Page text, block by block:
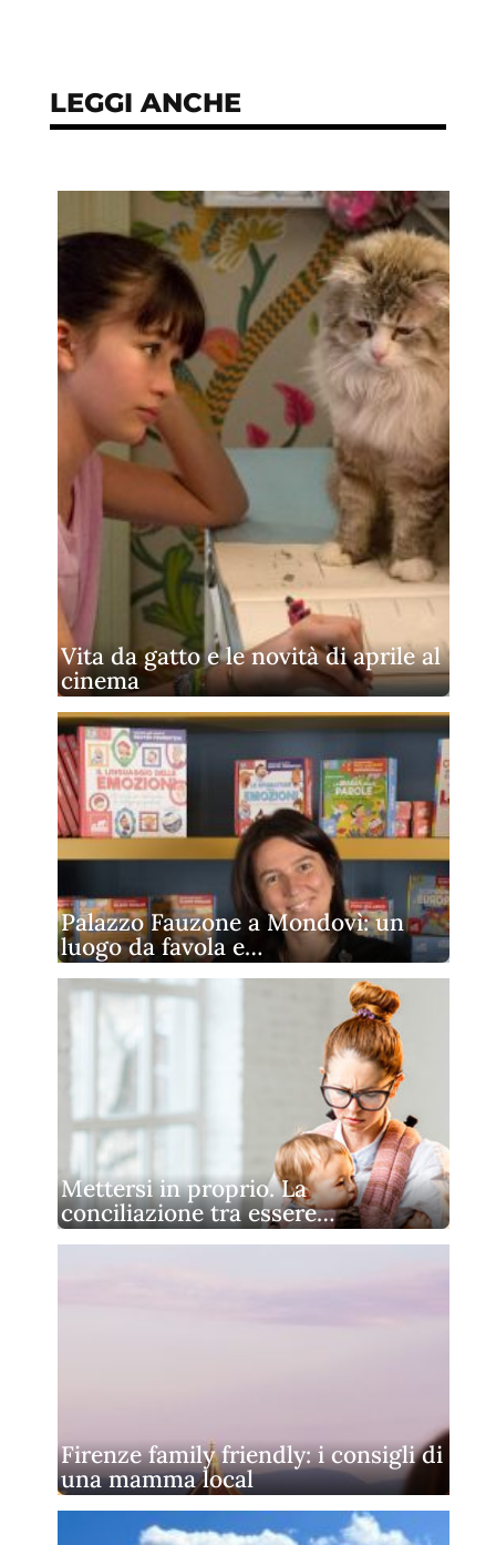
LEGGI ANCHE
Vita da gatto e le novità di aprile al
cinema
Palazzo Fauzone a Mondovì: un
luogo da favola e…
Mettersi in proprio. La
conciliazione tra essere…
Firenze family friendly: i consigli di
una mamma local